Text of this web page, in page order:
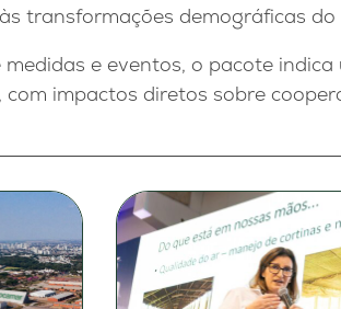
transformações demográficas do
e eventos, o pacote
impactos diretos sobre